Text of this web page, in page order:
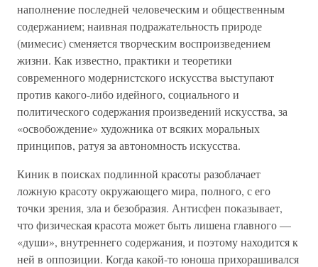
наполнение последней человеческим и общественным
содержанием; наивная подражательность природе
(мимесис) сменяется творческим воспроизведением
жизни. Как известно, практики и теоретики
современного модернистского искусства выступают
против какого-либо идейного, социального и
политического содержания произведений искусства, за
«освобождение» художника от всяких моральных
принципов, ратуя за автономность искусства.
Киник в поисках подлинной красоты разоблачает
ложную красоту окружающего мира, полного, с его
точки зрения, зла и безобразия. Антисфен показывает,
что физическая красота может быть лишена главного —
«души», внутреннего содержания, и поэтому находится к
ней в оппозиции. Когда какой-то юноша прихорашивался